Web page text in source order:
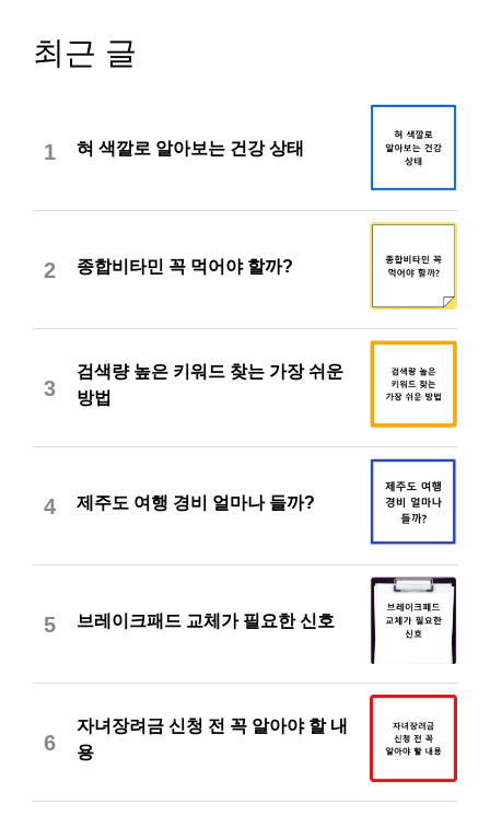
최근 글
1 혀 색깔로 알아보는 건강 상태
2 종합비타민 꼭 먹어야 할까?
3
검색량 높은 키워드 찾는 가장 쉬운
방법
4 제주도 여행 경비 얼마나 들까?
5 브레이크패드 교체가 필요한 신호
6
자녀장려금 신청 전 꼭 알아야 할 내
용